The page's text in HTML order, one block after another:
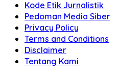
Kode Etik Jurnalistik
Pedoman Media Siber
Privacy Policy
Terms and Conditions
Disclaimer
Tentang Kami